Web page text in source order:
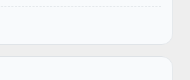
Республикасына
Өзбекстан
Инвестициялар, өнеркәсіп